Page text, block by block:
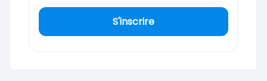
S'inscrire